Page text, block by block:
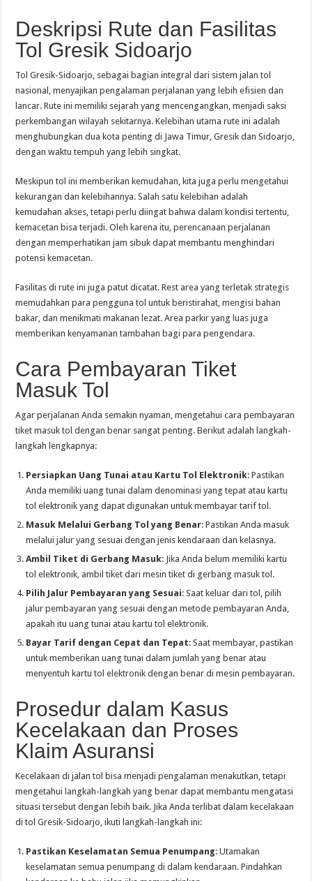
Deskripsi Rute dan Fasilitas
Tol Gresik Sidoarjo
Tol Gresik-Sidoarjo, sebagai bagian integral dari sistem jalan tol
nasional, menyajikan pengalaman perjalanan yang lebih efisien dan
lancar. Rute ini memiliki sejarah yang mencengangkan, menjadi saksi
perkembangan wilayah sekitarnya. Kelebihan utama rute ini adalah
menghubungkan dua kota penting di Jawa Timur, Gresik dan Sidoarjo,
dengan waktu tempuh yang lebih singkat.
Meskipun tol ini memberikan kemudahan, kita juga perlu mengetahui
kekurangan dan kelebihannya. Salah satu kelebihan adalah
kemudahan akses, tetapi perlu diingat bahwa dalam kondisi tertentu,
kemacetan bisa terjadi. Oleh karena itu, perencanaan perjalanan
dengan memperhatikan jam sibuk dapat membantu menghindari
potensi kemacetan.
Fasilitas di rute ini juga patut dicatat. Rest area yang terletak strategis
memudahkan para pengguna tol untuk beristirahat, mengisi bahan
bakar, dan menikmati makanan lezat. Area parkir yang luas juga
memberikan kenyamanan tambahan bagi para pengendara.
Cara Pembayaran Tiket
Masuk Tol
Agar perjalanan Anda semakin nyaman, mengetahui cara pembayaran
tiket masuk tol dengan benar sangat penting. Berikut adalah langkah-
langkah lengkapnya:
Persiapkan Uang Tunai atau Kartu Tol Elektronik: Pastikan
Anda memiliki uang tunai dalam denominasi yang tepat atau kartu
tol elektronik yang dapat digunakan untuk membayar tarif tol.
Masuk Melalui Gerbang Tol yang Benar: Pastikan Anda masuk
melalui jalur yang sesuai dengan jenis kendaraan dan kelasnya.
Ambil Tiket di Gerbang Masuk: Jika Anda belum memiliki kartu
tol elektronik, ambil tiket dari mesin tiket di gerbang masuk tol.
Pilih Jalur Pembayaran yang Sesuai: Saat keluar dari tol, pilih
jalur pembayaran yang sesuai dengan metode pembayaran Anda,
apakah itu uang tunai atau kartu tol elektronik.
Bayar Tarif dengan Cepat dan Tepat: Saat membayar, pastikan
untuk memberikan uang tunai dalam jumlah yang benar atau
menyentuh kartu tol elektronik dengan benar di mesin pembayaran.
Prosedur dalam Kasus
Kecelakaan dan Proses
Klaim Asuransi
Kecelakaan di jalan tol bisa menjadi pengalaman menakutkan, tetapi
mengetahui langkah-langkah yang benar dapat membantu mengatasi
situasi tersebut dengan lebih baik. Jika Anda terlibat dalam kecelakaan
di tol Gresik-Sidoarjo, ikuti langkah-langkah ini:
Pastikan Keselamatan Semua Penumpang: Utamakan
keselamatan semua penumpang di dalam kendaraan. Pindahkan